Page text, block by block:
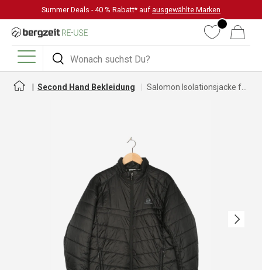
DIREKT ZUM INHALT
Summer Deals - 40 % Rabatt* auf ausgewählte Marken
Suchen
Suchen
WunschlisteWarenkorb
Menü
Second Hand Bekleidung
Nächste